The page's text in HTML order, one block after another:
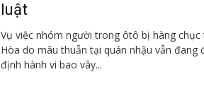
luật
Vụ việc nhóm người trong ôtô bị hàng
Hòa do mâu thuẫn tại quán nhậu vẫn đang
định hành vi bao vây...